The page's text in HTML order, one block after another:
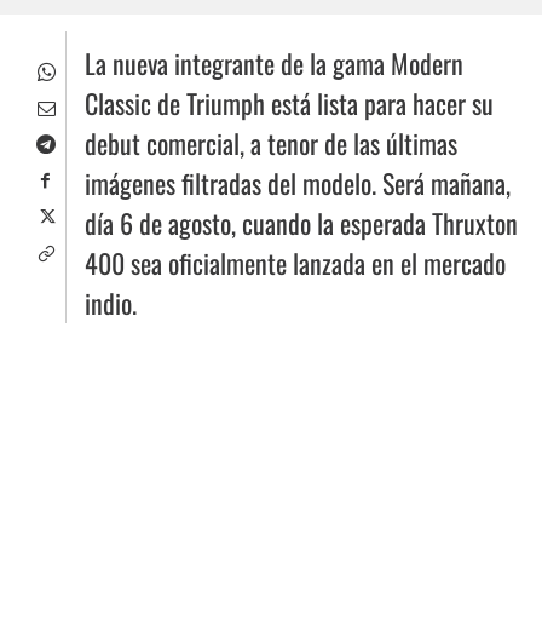
La nueva integrante de la gama Modern
Classic de Triumph está lista para hacer su
debut comercial, a tenor de las últimas
imágenes filtradas del modelo. Será mañana,
día 6 de agosto, cuando la esperada Thruxton
400 sea oficialmente lanzada en el mercado
indio.